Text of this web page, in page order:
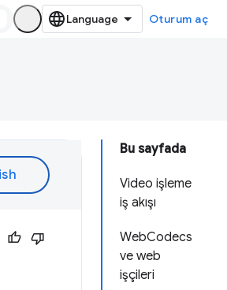
Oturum aç
Bu sayfada
Video işleme
iş akışı
WebCodecs
ve web
işçileri